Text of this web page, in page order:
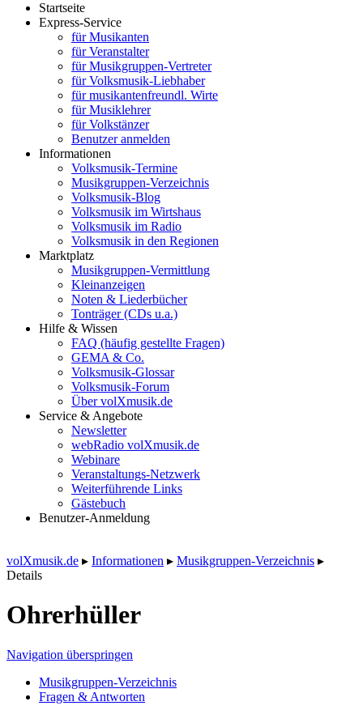
Startseite
Express-Service
für Musikanten
für Veranstalter
für Musikgruppen-Vertreter
für Volksmusik-Liebhaber
für musikantenfreundl. Wirte
für Musiklehrer
für Volkstänzer
Benutzer anmelden
Informationen
Volksmusik-Termine
Musikgruppen-Verzeichnis
Volksmusik-Blog
Volksmusik im Wirtshaus
Volksmusik im Radio
Volksmusik in den Regionen
Marktplatz
Musikgruppen-Vermittlung
Kleinanzeigen
Noten & Liederbücher
Tonträger (CDs u.a.)
Hilfe & Wissen
FAQ (häufig gestellte Fragen)
GEMA & Co.
Volksmusik-Glossar
Volksmusik-Forum
Über volXmusik.de
Service & Angebote
Newsletter
webRadio volXmusik.de
Webinare
Veranstaltungs-Netzwerk
Weiterführende Links
Gästebuch
Benutzer-Anmeldung
volXmusik.de ▸ Informationen ▸ Musikgruppen-Verzeichnis ▸
Details
Ohrerhüller
Navigation überspringen
Musikgruppen-Verzeichnis
Fragen & Antworten